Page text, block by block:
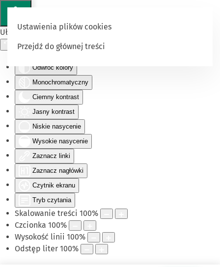
Ułatwienia dostępu
Odwróć kolory
Monochromatyczny
Ciemny kontrast
Jasny kontrast
Niskie nasycenie
Wysokie nasycenie
Zaznacz linki
Zaznacz nagłówki
Czytnik ekranu
Tryb czytania
Skalowanie treści 100%
Czcionka 100%
Wysokość linii 100%
Odstęp liter 100%
Ustawienia plików cookies
Przejdź do głównej treści